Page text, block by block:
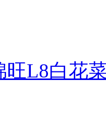
旺L8白花